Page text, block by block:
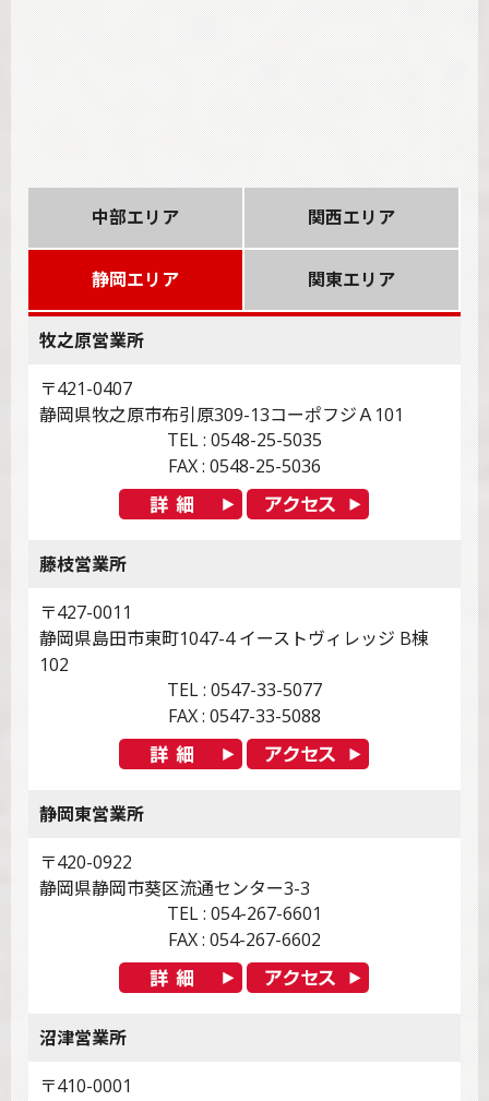
中部エリア 関西エリア
静岡エリア 関東エリア
牧之原営業所
〒421-0407
静岡県牧之原市布引原309-13コーポフジＡ101
TEL : 0548-25-5035
FAX : 0548-25-5036
藤枝営業所
〒427-0011
静岡県島田市東町1047-4 イーストヴィレッジ B棟
102
TEL : 0547-33-5077
FAX : 0547-33-5088
静岡東営業所
〒420-0922
静岡県静岡市葵区流通センター3-3
TEL : 054-267-6601
FAX : 054-267-6602
沼津営業所
〒410-0001